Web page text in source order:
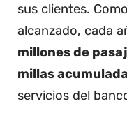
sus clientes.
alcanzado, cada
millones de
millas
servicios del